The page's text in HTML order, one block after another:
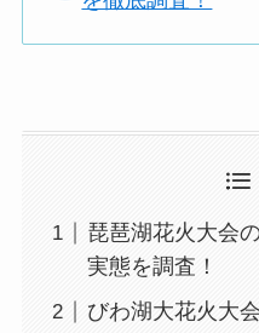
琵琶湖花火大会
実態を調査！
びわ湖大花火大